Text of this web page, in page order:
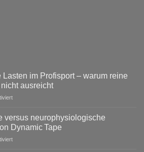
Lasten im Profisport – warum reine
ausreicht
für
im
Profisport
–
versus neurophysiologische
Dynamic Tape
für